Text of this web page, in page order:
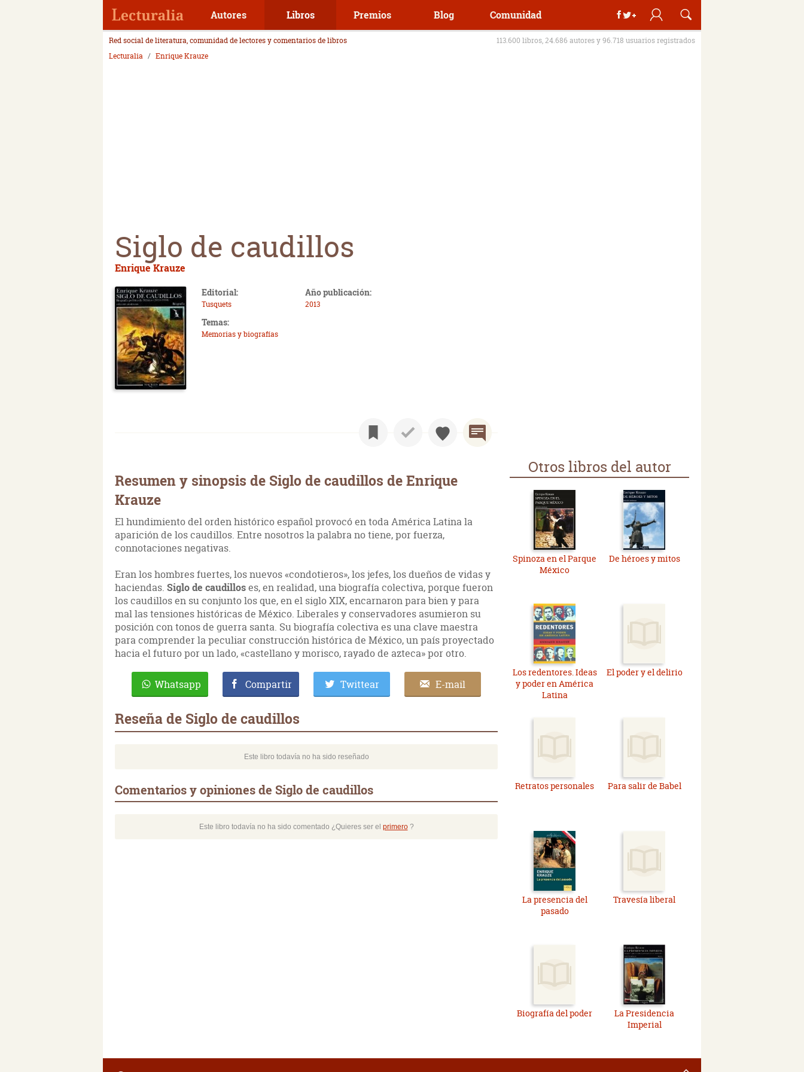
Autores Libros Premios Blog Comunidad
Red social de literatura, comunidad de lectores y comentarios de libros
113.600 libros, 24.686 autores y 96.718 usuarios registrados
Lecturalia
Enrique Krauze
Siglo de caudillos
Enrique Krauze
Editorial:
Tusquets
Año publicación:
2013
Temas:
Memorias y biografías
Resumen y sinopsis de Siglo de caudillos de Enrique
Krauze
El hundimiento del orden histórico español provocó en toda América Latina la
aparición de los caudillos. Entre nosotros la palabra no tiene, por fuerza,
connotaciones negativas.
Eran los hombres fuertes, los nuevos «condotieros», los jefes, los dueños de vidas y
haciendas. Siglo de caudilloses, en realidad, una biografía colectiva, porque fueron
los caudillos en su conjunto los que, en el siglo XIX, encarnaron para bien y para
mal las tensiones históricas de México. Liberales y conservadores asumieron su
posición con tonos de guerra santa. Su biografía colectiva es una clave maestra
para comprender la peculiar construcción histórica de México, un país proyectado
hacia el futuro por un lado, «castellano y morisco, rayado de azteca» por otro.
Whatsapp Compartir Twittear E-mail
Reseña de Siglo de caudillos
Este libro todavía no ha sido reseñado
Comentarios y opiniones de Siglo de caudillos
Este libro todavía no ha sido comentado ¿Quieres ser el primero?
Otros libros del autor
Spinoza en el Parque
México
De héroes y mitos
Los redentores. Ideas
y poder en América
Latina
El poder y el delirio
Retratos personales Para salir de Babel
La presencia del
pasado
Travesía liberal
Biografía del poder
La Presidencia
Imperial